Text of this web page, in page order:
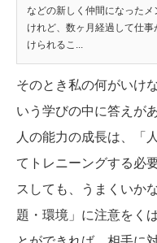
などの新しく仲間になった
けれど、数ヶ月経過して仕
けられるこ...
そのとき私の何がいけ
いう学びの中に答えが
人の能力の成長は、「
てトレニーングする必
スしても、うまくいか
題・環境」に注意をく